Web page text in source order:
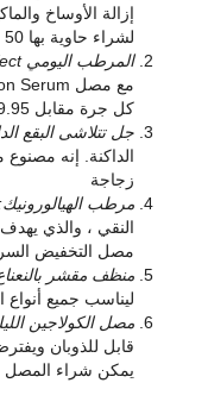
لشراء حاوية بها 50 فوطة.
المرطب اليومي Plex Perfect:
كل جرة مقابل 39.95 دولارًا.
جل تتلاشى البقع
زجاجة
مرطب الهيالورونيك:
النقي ، والذي
مصل التخفيض السريع ويباع بسعر
منظف مقشر
ليناسب جميع أنواع البشرة ،
مصل الكولاجين
قابل للذوبان
يمكن شراء المصل مقابل 34.95